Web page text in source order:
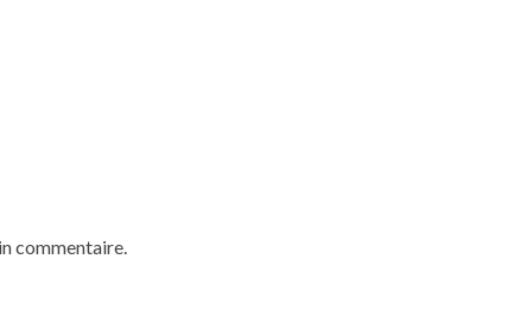
commentaire.